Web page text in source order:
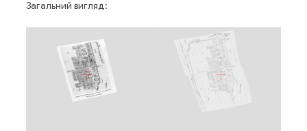
Загальний вигляд: